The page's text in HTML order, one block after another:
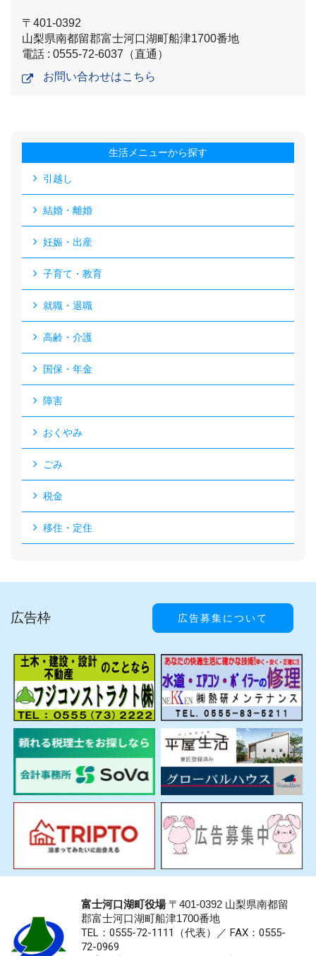
〒401-0392
山梨県南都留郡富士河口湖町船津1700番地
電話 : 0555-72-6037（直通）
お問い合わせはこちら
生活メニューから探す
引越し
結婚・離婚
妊娠・出産
子育て・教育
就職・退職
高齢・介護
国保・年金
障害
おくやみ
ごみ
税金
移住・定住
広告枠 広告募集について
富士河口湖町役場〒401-0392 山梨県南都留
郡富士河口湖町船津1700番地
TEL：0555-72-1111 （代表）／ FAX：0555-
72-0969